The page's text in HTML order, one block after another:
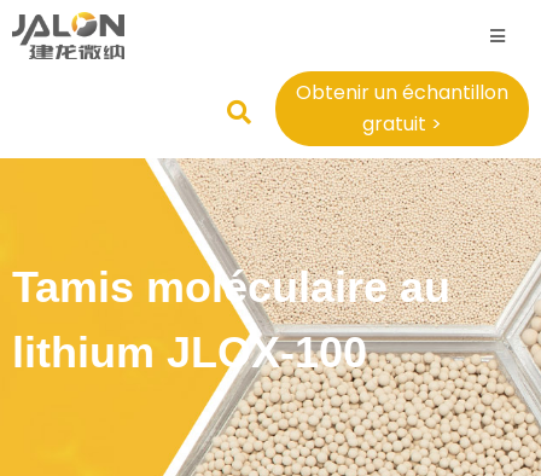
Obtenir un échantillon
gratuit >
Tamis moléculaire au
lithium JLOX-100